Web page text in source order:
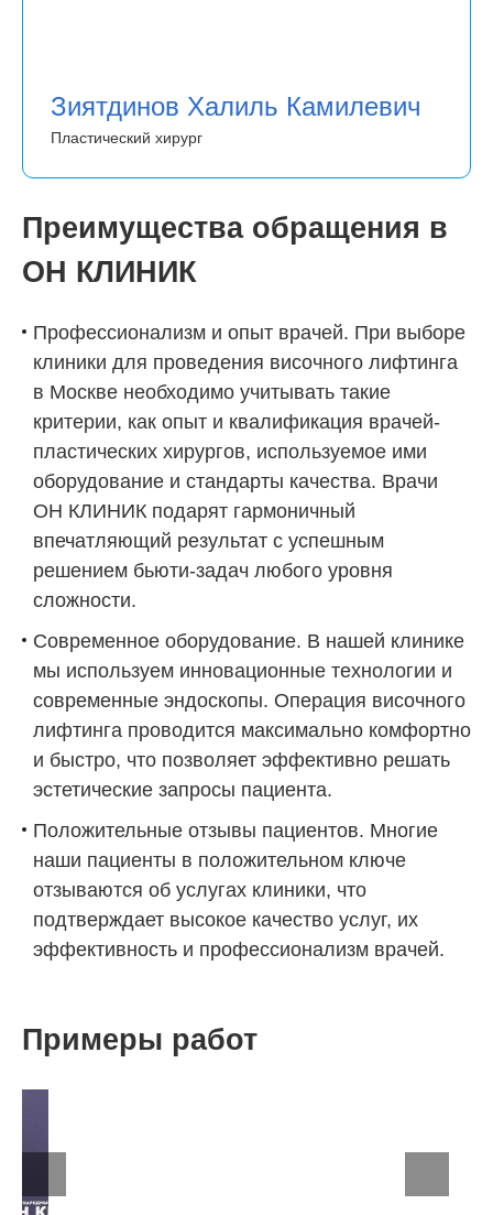
Зиятдинов Халиль Камилевич
Пластический хирург
Преимущества обращения в
ОН КЛИНИК
Профессионализм и опыт врачей. При выборе
клиники для проведения височного лифтинга
в Москве необходимо учитывать такие
критерии, как опыт и квалификация врачей-
пластических хирургов, используемое ими
оборудование и стандарты качества. Врачи
ОН КЛИНИК подарят гармоничный
впечатляющий результат с успешным
решением бьюти-задач любого уровня
сложности.
Современное оборудование. В нашей клинике
мы используем инновационные технологии и
современные эндоскопы. Операция височного
лифтинга проводится максимально комфортно
и быстро, что позволяет эффективно решать
эстетические запросы пациента.
Положительные отзывы пациентов. Многие
наши пациенты в положительном ключе
отзываются об услугах клиники, что
подтверждает высокое качество услуг, их
эффективность и профессионализм врачей.
Примеры работ